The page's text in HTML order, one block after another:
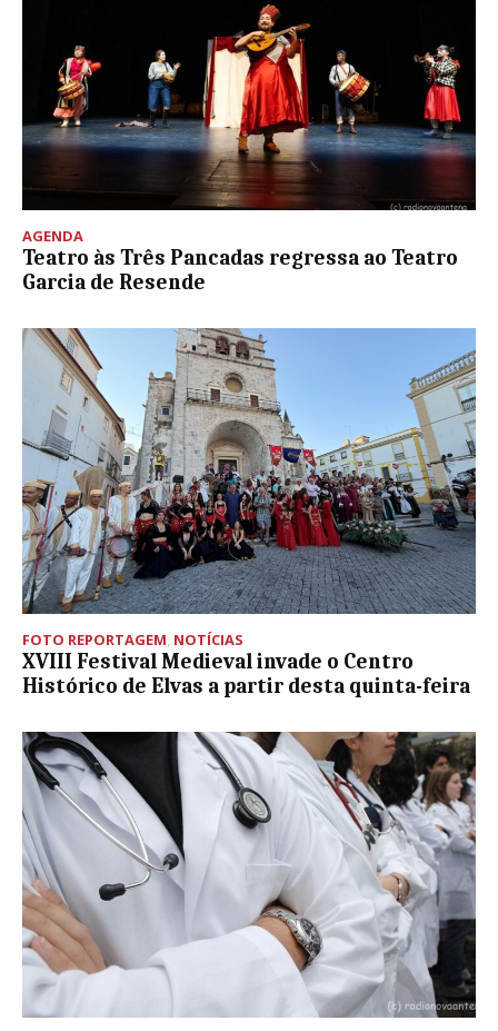
AGENDA
Teatro às Três Pancadas regressa ao Teatro
Garcia de Resende
FOTO REPORTAGEM, NOTÍCIAS
XVIII Festival Medieval invade o Centro
Histórico de Elvas a partir desta quinta-feira